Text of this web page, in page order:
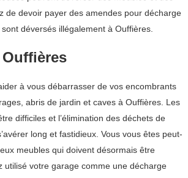
de devoir payer des amendes pour décharge
déversés illégalement à Ouffières.
à vous débarrasser de vos encombrants
abris de jardin et caves à Ouffières. Les
difficiles et l’élimination des déchets de
long et fastidieux. Vous vous êtes peut-
meubles qui doivent désormais être
utilisé votre garage comme une décharge